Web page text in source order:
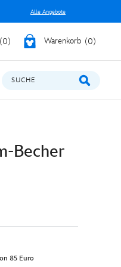
Alle Angebote
0 Warenkorb 0
SUCHE
Becher
85 Euro